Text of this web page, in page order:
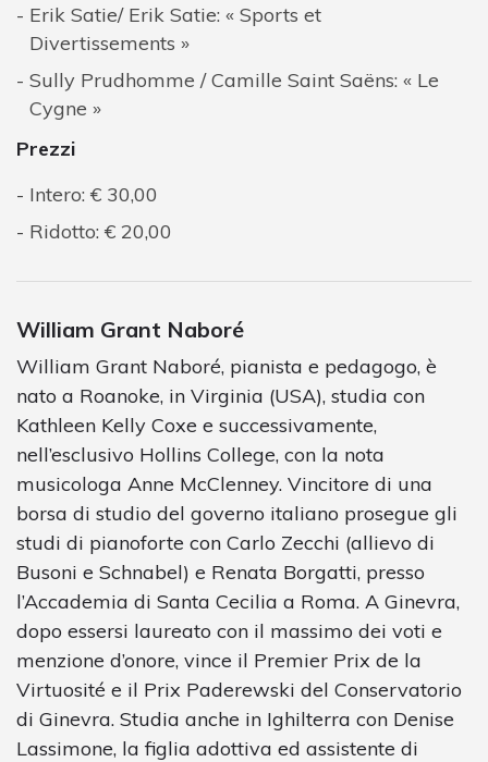
Erik Satie/ Erik Satie: « Sports et
Divertissements »
Sully Prudhomme / Camille Saint Saëns: « Le
Cygne »
Prezzi
Intero: € 30,00
Ridotto: € 20,00
William Grant Naboré
William Grant Naboré, pianista e pedagogo, è
nato a Roanoke, in Virginia (USA), studia con
Kathleen Kelly Coxe e successivamente,
nell’esclusivo Hollins College, con la nota
musicologa Anne McClenney. Vincitore di una
borsa di studio del governo italiano prosegue gli
studi di pianoforte con Carlo Zecchi (allievo di
Busoni e Schnabel) e Renata Borgatti, presso
l’Accademia di Santa Cecilia a Roma. A Ginevra,
dopo essersi laureato con il massimo dei voti e
menzione d’onore, vince il Premier Prix de la
Virtuosité e il Prix Paderewski del Conservatorio
di Ginevra. Studia anche in Ighilterra con Denise
Lassimone, la figlia adottiva ed assistente di